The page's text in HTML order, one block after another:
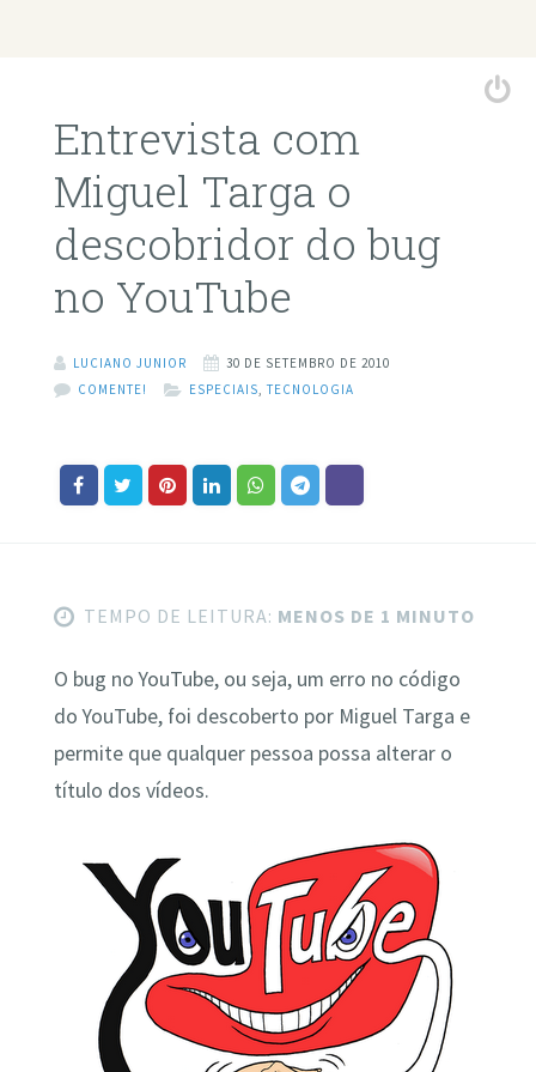
Entrevista com
Miguel Targa o
descobridor do bug
no YouTube
LUCIANO JUNIOR
30 DE SETEMBRO DE 2010
COMENTE!
ESPECIAIS ,TECNOLOGIA
TEMPO DE LEITURA: MENOS DE 1 MINUTO
O bug no YouTube, ou seja, um erro no código
do YouTube, foi descoberto por Miguel Targa e
permite que qualquer pessoa possa alterar o
título dos vídeos.